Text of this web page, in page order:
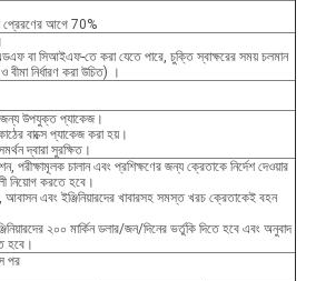
প্রেরণের আগে 70%
বা সিআইএফ-তে করা যেতে পারে, চুক্তি স্বাক্ষরের সময় চলমান
বীমা নির্ধারণ করা উচিত) ।
জন্য উপযুক্ত প্যাকেজ।
বাক্সে প্যাকেজ করা হয়।
দ্বারা সুরক্ষিত।
পরীক্ষামূলক চালান এবং প্রশিক্ষণের জন্য ক্রেতাকে নির্দেশ দেওয়ার
নিয়োগ করতে হবে।
আবাসন এবং ইঞ্জিনিয়ারদের খাবারসহ সমস্ত খরচ ক্রেতাকেই বহন
২০০ মার্কিন ডলার/জন/দিনের ভর্তুকি দিতে হবে এবং অনুবাদ
হবে।
পর